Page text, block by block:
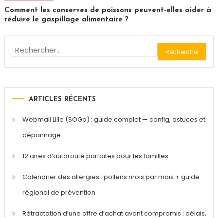
Comment les conserves de poissons peuvent-elles aider à
réduire le gaspillage alimentaire ?
Rechercher :
ARTICLES RÉCENTS
Webmail Lille (SOGo) : guide complet — config, astuces et
dépannage
12 aires d’autoroute parfaites pour les familles
Calendrier des allergies : pollens mois par mois + guide
régional de prévention
Rétractation d’une offre d’achat avant compromis : délais,